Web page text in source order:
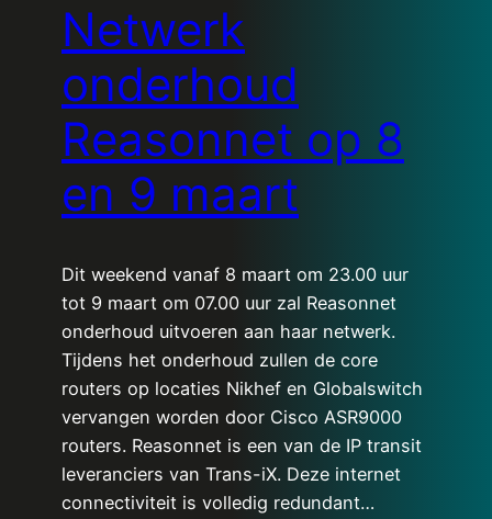
Netwerk
onderhoud
Reasonnet op 8
en 9 maart
Dit weekend vanaf 8 maart om 23.00 uur
tot 9 maart om 07.00 uur zal Reasonnet
onderhoud uitvoeren aan haar netwerk.
Tijdens het onderhoud zullen de core
routers op locaties Nikhef en Globalswitch
vervangen worden door Cisco ASR9000
routers. Reasonnet is een van de IP transit
leveranciers van Trans-iX. Deze internet
connectiviteit is volledig redundant…